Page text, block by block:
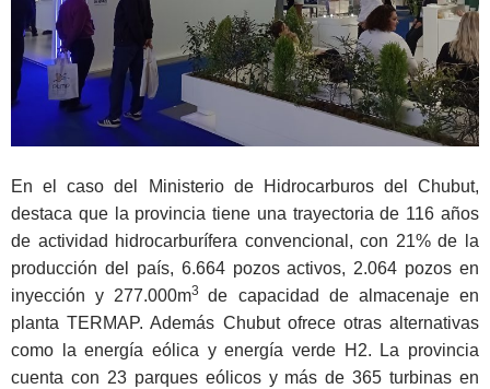
En el caso del Ministerio de Hidrocarburos del Chubut,
destaca que la provincia tiene una trayectoria de 116 años
de actividad hidrocarburífera convencional, con 21% de la
producción del país, 6.664 pozos activos, 2.064 pozos en
inyección y 277.000m3 de capacidad de almacenaje en
planta TERMAP. Además Chubut ofrece otras alternativas
como la energía eólica y energía verde H2. La provincia
cuenta con 23 parques eólicos y más de 365 turbinas en